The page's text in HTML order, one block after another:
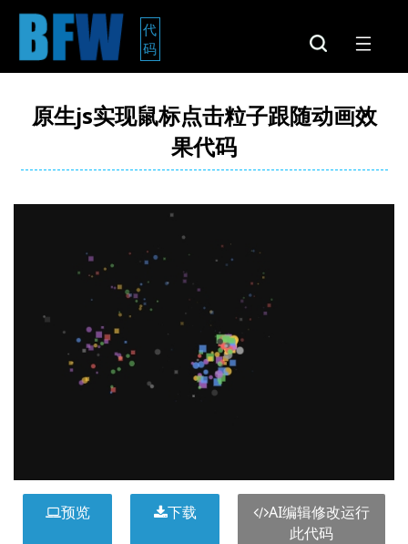
代
码
原生js实现鼠标点击粒子跟随动画效
果代码
预览 下载
AI编辑修改运行
此代码